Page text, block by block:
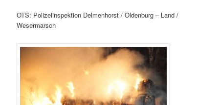
OTS: Polizeiinspektion Delmenhorst / Oldenburg – Land /
Wesermarsch